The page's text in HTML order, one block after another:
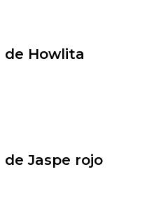
de Howlita
de Jaspe rojo